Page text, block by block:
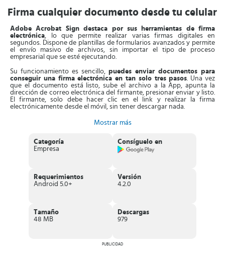
Firma cualquier documento desde tu celular
Adobe Acrobat Sign destaca por sus herramientas de firma
electrónica, lo que permite realizar varias firmas digitales en
segundos. Dispone de plantillas de formularios avanzados y permite
el envío masivo de archivos, sin importar el tipo de proceso
empresarial que se esté ejecutando.
Su funcionamiento es sencillo, puedes enviar documentos para
conseguir una firma electrónica en tan solo tres pasos. Una vez
que el documento está listo, sube el archivo a la App, apunta la
dirección de correo electrónica del firmante, presionar enviar y listo.
El firmante, solo debe hacer clic en el link y realizar la firma
electrónicamente desde el móvil, sin tener descargar nada.
puedes enviar y gestionar el proceso de firma
de auditorías y transacciones. También, la App registra de manera
automática todos los documentos firmados
Es más,la App permite agregar archivos PDF y plantillas
reutilizables, de esta forma la empresa puede recolectar varias
hecho, se integra con herramientas como Salesforce y Workday.
Aplicación oficial de Adobe quepermite enviar y firmar todo
Mostrar más
Categoría
Empresa
Consíguelo en
Requerimientos
Android 5.0+
Versión
4.2.0
Tamaño
48 MB
Descargas
979
PUBLICIDAD